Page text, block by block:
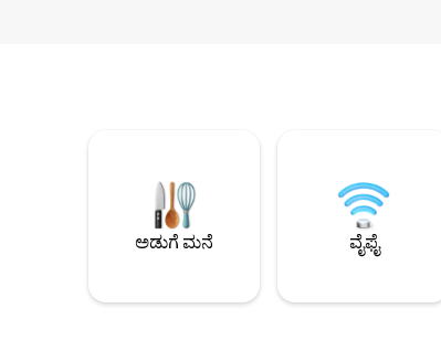
ಅಡುಗೆ ಮನೆ ವೈಫೈ